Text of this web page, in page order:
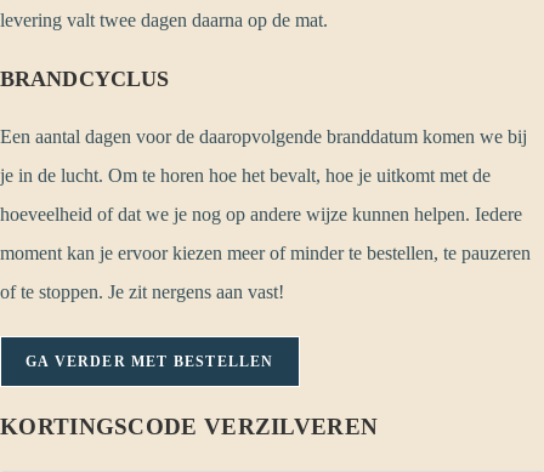
levering valt twee dagen daarna op de mat.
BRANDCYCLUS
Een aantal dagen voor de daaropvolgende branddatum komen we bij
je in de lucht. Om te horen hoe het bevalt, hoe je uitkomt met de
hoeveelheid of dat we je nog op andere wijze kunnen helpen. Iedere
moment kan je ervoor kiezen meer of minder te bestellen, te pauzeren
of te stoppen. Je zit nergens aan vast!
GA VERDER MET BESTELLEN
KORTINGSCODE VERZILVEREN